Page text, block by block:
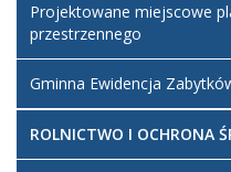
Projektowane miejscowe
przestrzennego
Gminna Ewidencja
ROLNICTWO I OCHRONA